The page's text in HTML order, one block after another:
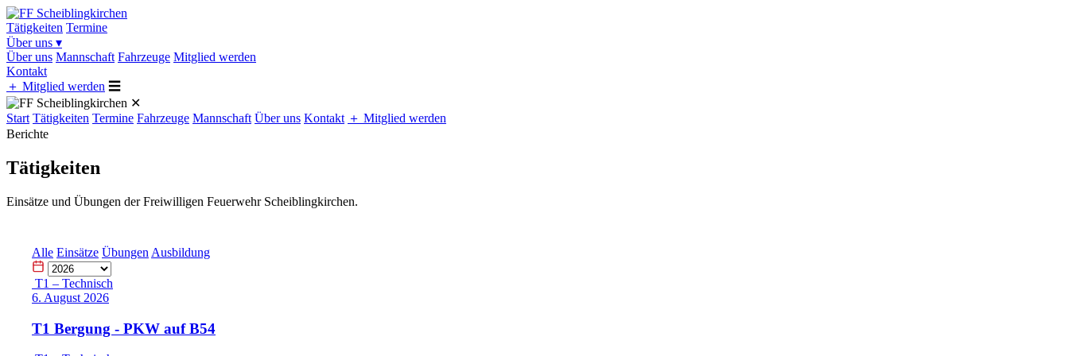
Tätigkeiten Termine
Über uns ▾
Über uns Mannschaft Fahrzeuge Mitglied werden
Kontakt
＋ Mitglied werden ☰
✕
Start Tätigkeiten Termine Fahrzeuge Mannschaft Über uns Kontakt ＋ Mitglied werden
Berichte
Tätigkeiten
Einsätze und Übungen der Freiwilligen Feuerwehr Scheiblingkirchen.
Alle Einsätze Übungen Ausbildung
T1 – Technisch
6. August 2026
T1 Bergung - PKW auf B54